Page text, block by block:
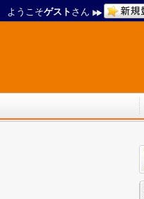
ようこそゲスト さん